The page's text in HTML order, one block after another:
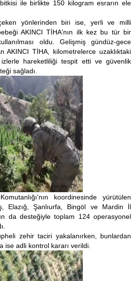
ile birlikte 150 kilogram esrarın ele
yönlerinden biri ise, yerli ve milli
AKINCI TİHA'nın ilk kez bu tür bir
oldu. Gelişmiş gündüz-gece
AKINCI TİHA, kilometrelerce uzaklıktaki
hareketliliği tespit etti ve güvenlik
sağladı.
koordinesinde yürütülen
Elazığ, Şanlıurfa, Bingöl ve Mardin İl
da desteğiyle toplam 124 operasyonel
zehir taciri yakalanırken, bunlardan
ise adli kontrol kararı verildi.